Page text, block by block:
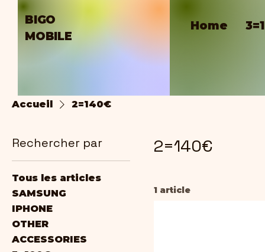
BIGO
MOBILE
Home
Accueil 2=140€
Rechercher par
Tous les articles
SAMSUNG
IPHONE
OTHER
ACCESSORIES
2=140€
1 article